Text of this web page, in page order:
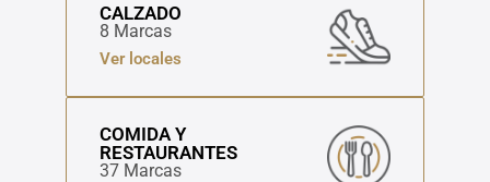
CALZADO
8 Marcas
Ver locales
COMIDA Y
RESTAURANTES
37 Marcas